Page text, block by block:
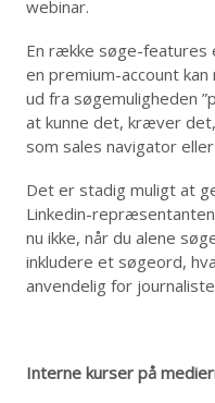
webinar.
En række søge-features
en premium-account
ud fra søgemuligheden
at kunne det, kræver
som sales navigator
Det er stadig muligt at
Linkedin-
nu ikke, når du alene
inkludere et søgeord,
anvendelig for
Interne kurser på